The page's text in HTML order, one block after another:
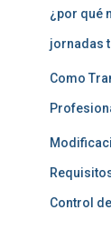
¿por qué
jornadas
Como
Control